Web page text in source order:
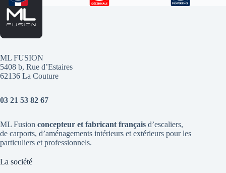
ML FUSION
5408 b, Rue d’Estaires
62136 La Couture
03 21 53 82 67
ML Fusion concepteur et fabricant français d’escaliers,
de carports, d’aménagements intérieurs et extérieurs pour les
particuliers et professionnels.
La société